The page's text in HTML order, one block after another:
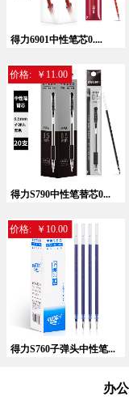
得力6901中性笔芯0....
得力S790中性笔替芯0...
价格: ￥11.00
得力S760子弹头中性笔...
价格: ￥10.00
暂无相关记录！
办